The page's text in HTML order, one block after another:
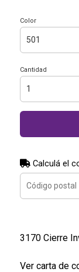
Color
Cantidad
Calculá el
3170 Cierre
Ver carta de